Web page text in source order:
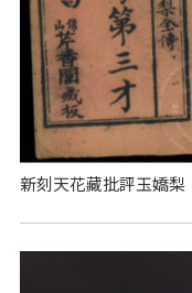
新刻天花藏批評玉嬌梨